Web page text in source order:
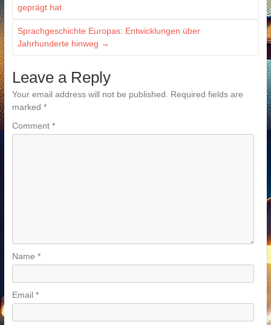
geprägt hat
Sprachgeschichte Europas: Entwicklungen über
Jahrhunderte hinweg →
Leave a Reply
Your email address will not be published.
Required fields are
marked *
Comment *
Name *
Email *